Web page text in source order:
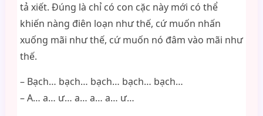
tả xiết. Đúng là chỉ có con cặc này mới có thể
khiến nàng điên loạn như thế, cứ muốn nhấn
xuống mãi như thế, cứ muốn nó đâm vào mãi như
thế.
– Bạch… bạch… bạch… bạch… bạch…
– A… a… ư… a… a… a… ư…